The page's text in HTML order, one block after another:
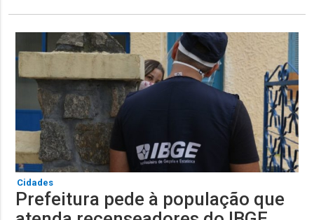
Cidades
Prefeitura pede à população que